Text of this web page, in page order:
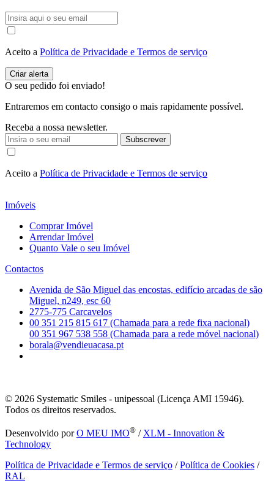
Aceito a Política de Privacidade e Termos de serviço
O seu pedido foi enviado!
Entraremos em contacto consigo o mais rapidamente possível.
Receba a nossa newsletter.
Subscrever
Aceito a Política de Privacidade e Termos de serviço
Imóveis
Comprar Imóvel
Arrendar Imóvel
Quanto Vale o seu Imóvel
Contactos
Avenida de São Miguel das encostas, edifício arcadas de são
Miguel, n249, esc 60
2775-775 Carcavelos
00 351 215 815 617 (Chamada para a rede fixa nacional)
00 351 967 538 558 (Chamada para a rede móvel nacional)
borala@vendieuacasa.pt
© 2026 Systematic Smiles - unipessoal (Licença AMI 15946).
Todos os direitos reservados.
Desenvolvido porO MEU IMO® / XLM - Innovation &
Technology
Política de Privacidade e Termos de serviço /Política de Cookies /
RAL